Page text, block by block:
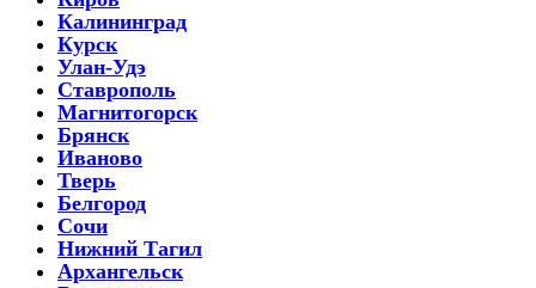
Калининград
Курск
Улан-Удэ
Ставрополь
Магнитогорск
Брянск
Иваново
Тверь
Белгород
Сочи
Нижний Тагил
Архангельск